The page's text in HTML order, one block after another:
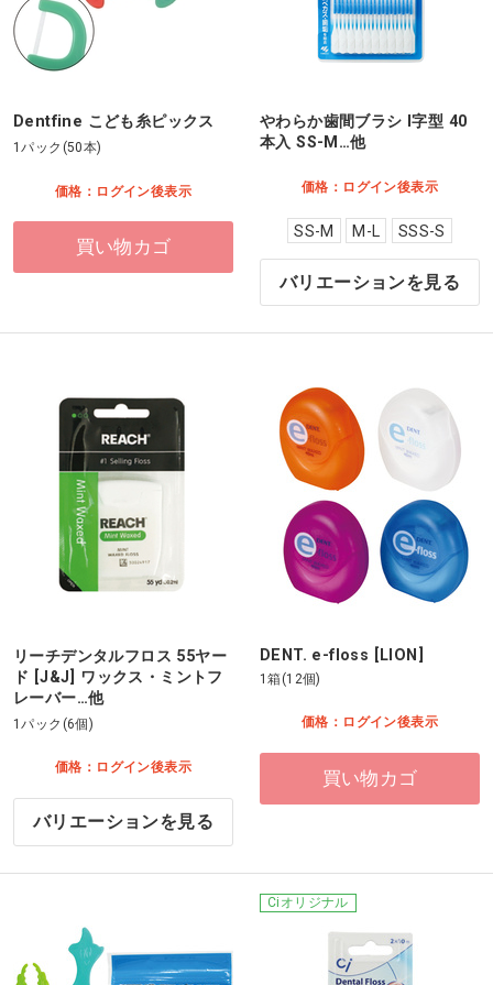
Dentfine こども糸ピックス
1パック(50本)
価格：ログイン後表示
買い物カゴ
やわらか歯間ブラシ I字型 40
本入 SS-M…他
価格：ログイン後表示
SS-M M-L SSS-S
バリエーションを見る
リーチデンタルフロス 55ヤー
ド [J&J] ワックス・ミントフ
レーバー…他
1パック(6個)
価格：ログイン後表示
バリエーションを見る
DENT. e-floss [LION]
1箱(12個)
価格：ログイン後表示
買い物カゴ
Ciオリジナル